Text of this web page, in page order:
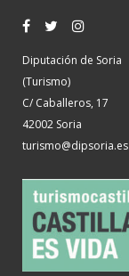
Diputación de Soria
(Turismo)
C/ Caballeros, 17
42002 Soria
turismo@dipsoria.es